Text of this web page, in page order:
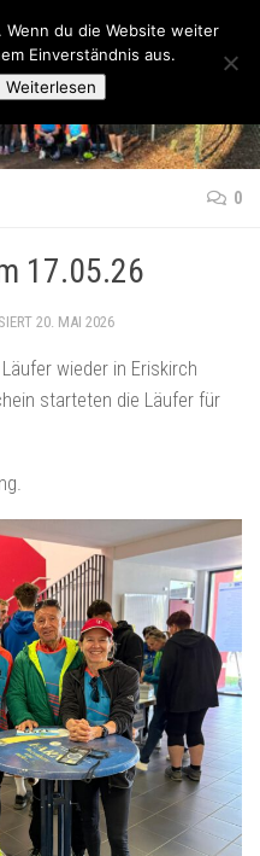
0
17.05.26
20. MAI 2026
wieder in Eriskirch
starteten die Läufer für
Wenn du die Website weiter
Einverständnis aus.
Weiterlesen